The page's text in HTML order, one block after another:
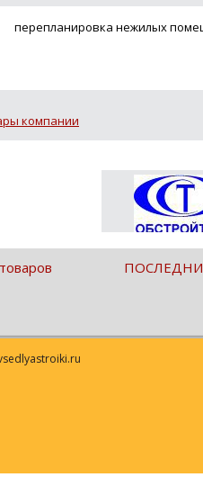
перепланировка нежилых
компании